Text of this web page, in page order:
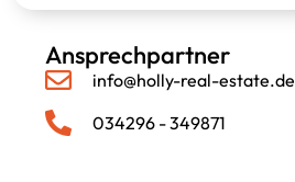
Ansprechpartner
info@holly-real-estate.de
034296 - 349871